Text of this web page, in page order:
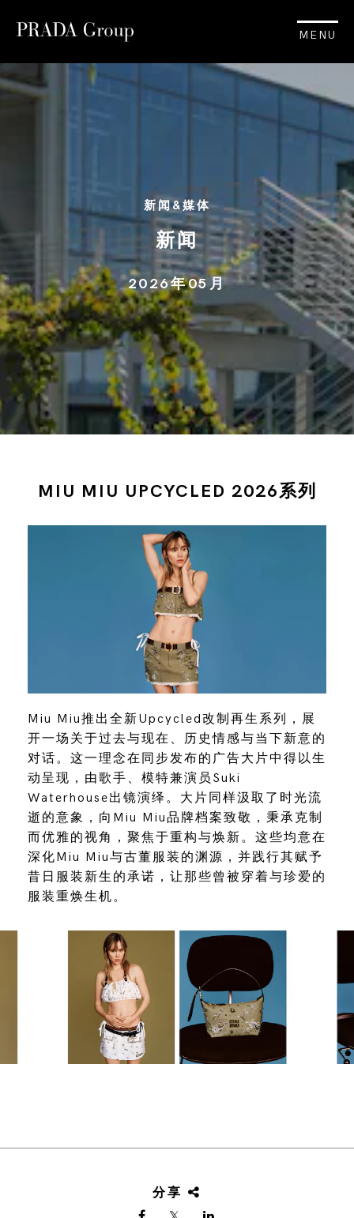
MENU
新闻&媒体
新闻
2026年05月
MIU MIU UPCYCLED 2026系列
Miu Miu推出全新Upcycled改制再生系列，展
开一场关于过去与现在、历史情感与当下新意的
对话。这一理念在同步发布的广告大片中得以生
动呈现，由歌手、模特兼演员Suki
Waterhouse出镜演绎。大片同样汲取了时光流
逝的意象，向Miu Miu品牌档案致敬，秉承克制
而优雅的视角，聚焦于重构与焕新。这些均意在
深化Miu Miu与古董服装的渊源，并践行其赋予
昔日服装新生的承诺，让那些曾被穿着与珍爱的
服装重焕生机。
分享